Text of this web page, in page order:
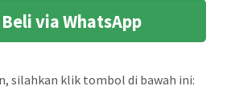
Beli via WhatsApp
silahkan klik tombol di bawah ini: